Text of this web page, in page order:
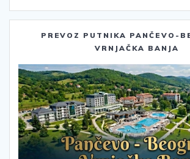
PREVOZ PUTNIKA PANČEVO-
VRNJAČKA BANJA